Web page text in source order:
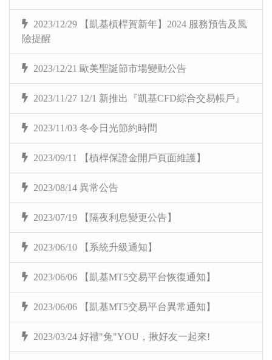
2023/12/29 【凱基槓桿賀新年】2024 服務預告及風
險提醒
2023/12/21 歐美聖誕節市場變動公告
2023/11/27 12/1 新推出『凱基CFD綜合交易帳戶』
2023/11/03 冬令日光節約時間
2023/09/11 【槓桿保證金開戶頁面維護】
2023/08/14 異常公告
2023/07/19 【隔夜利息變更公告】
2023/06/10 【系統升級通知】
2023/06/06 【凱基MT5交易平台恢復通知】
2023/06/06 【凱基MT5交易平台異常通知】
2023/03/24 好禮"兔"YOU，揪好友一起來!